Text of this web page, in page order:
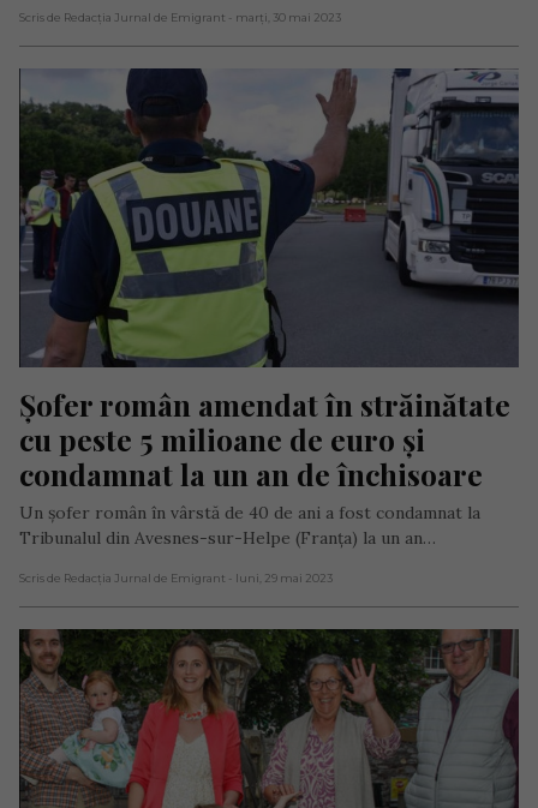
Scris de Redacția Jurnal de Emigrant - marți, 30 mai 2023
Șofer român amendat în străinătate
cu peste 5 milioane de euro și
condamnat la un an de închisoare
Un șofer român în vârstă de 40 de ani a fost condamnat la
Tribunalul din Avesnes-sur-Helpe (Franța) la un an…
Scris de Redacția Jurnal de Emigrant - luni, 29 mai 2023